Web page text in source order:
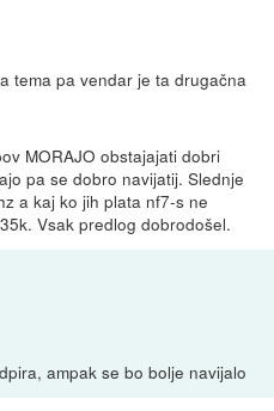
tema pa vendar je ta drugačna
MORAJO obstajajati dobri
pa se dobro navijatij. Slednje
a kaj ko jih plata nf7-s ne
Vsak predlog dobrodošel.
ampak se bo bolje navijalo